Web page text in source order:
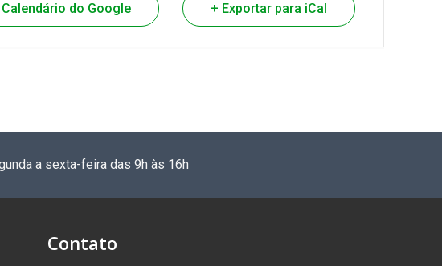
do Google + Exportar para iCal
a sexta-feira das 9h às 16h
Contato